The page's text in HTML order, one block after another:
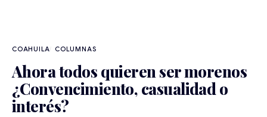
COAHUILA
Ahora todos quieren ser morenos
¿Convencimiento, casualidad o
interés?